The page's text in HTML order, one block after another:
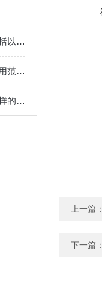
成都水质采样器的结构通常包括以下几个主要组成部分
以下是对成都溶解氧测试仪应用范围的详细归纳
成都水质采样器本身带来了怎样的特点呢？
上一篇
下一篇